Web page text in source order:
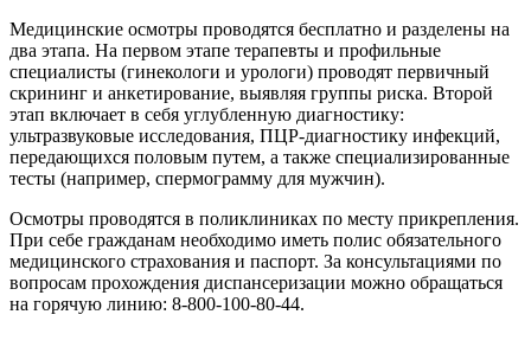
Медицинские осмотры проводятся бесплатно и разделены на
два этапа. На первом этапе терапевты и профильные
специалисты (гинекологи и урологи) проводят первичный
скрининг и анкетирование, выявляя группы риска. Второй
этап включает в себя углубленную диагностику:
ультразвуковые исследования, ПЦР-диагностику инфекций,
передающихся половым путем, а также специализированные
тесты (например, спермограмму для мужчин).
Осмотры проводятся в поликлиниках по месту прикрепления.
При себе гражданам необходимо иметь полис обязательного
медицинского страхования и паспорт. За консультациями по
вопросам прохождения диспансеризации можно обращаться
на горячую линию: 8-800-100-80-44.